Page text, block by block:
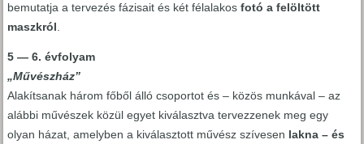
bemutatja a tervezés fázisait és két félalakosfotó a felöltött
maszkról
5 — 6. évfolyam
„Művészház”
Alakítsanak három főből álló csoportot és – közös munkával – az
alábbi művészek közül egyet kiválasztva tervezzenek meg egy
olyan házat, amelyben a kiválasztott művész szívesen lakna – és